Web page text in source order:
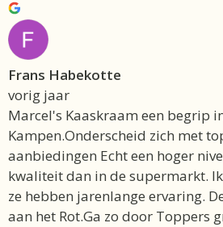
Frans Habekotte
vorig jaar
Marcel's Kaaskraam een begrip
Kampen.Onderscheid zich met
aanbiedingen Echt een hoger
kwaliteit dan in de supermarkt.
ze hebben jarenlange ervaring.
aan het Rot.Ga zo door Toppers